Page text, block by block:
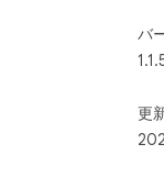
バ
更